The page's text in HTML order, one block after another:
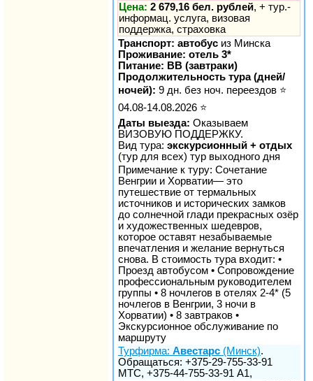
Цена: 2 679,16 бел. рублей, + тур.-
информац. услуга, визовая
поддержка, страховка
Транспорт: автобус из Минска
Проживание: отель 3*
Питание: BB (завтраки)
Продолжительность тура (дней/
ночей): 9 дн. без ноч. переездов ⭐
04.08-14.08.2026 ⭐
Даты выезда: Оказываем
ВИЗОВУЮ ПОДДЕРЖКУ.
Вид тура: экскурсионный + отдых
(тур для всех) тур выходного дня
Примечание к туру: Сочетание
Венгрии и Хорватии— это
путешествие от термальных
источников и исторических замков
до солнечной глади прекрасных озёр
и художественных шедевров,
которое оставят незабываемые
впечатления и желание вернуться
снова. В стоимость тура входит: •
Проезд автобусом • Сопровождение
профессиональным руководителем
группы • 8 ночлегов в отелях 2-4* (5
ночлегов в Венгрии, 3 ночи в
Хорватии) • 8 завтраков •
Экскурсионное обслуживание по
маршруту
Турфирма: Авестарс (Минск).
Обращаться: +375-29-755-33-91
МТС, +375-44-755-33-91 А1,